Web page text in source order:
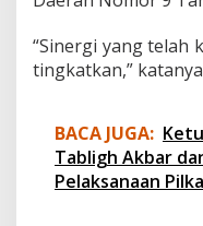
“Sinergi yang telah
tingkatkan,”
BACA JUGA:
Tabligh Akbar
Pelaksanaan